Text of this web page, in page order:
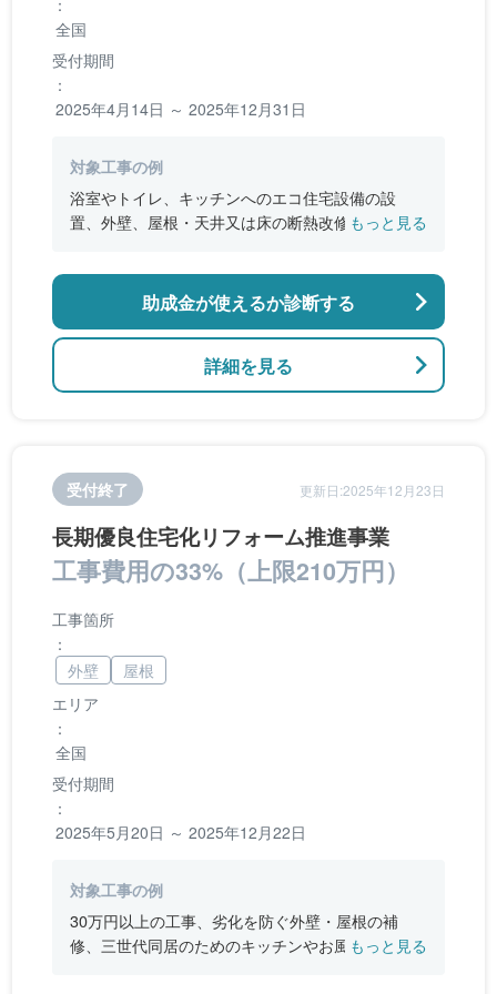
全国
受付期間
：
2025年4月14日 ～ 2025年12月31日
対象工事の例
浴室やトイレ、キッチンへのエコ住宅設備の設
置、外壁、屋根・天井又は床の断熱改修、窓やド
のバリアフリー改修
もっと見る
詳細を見る
助成金が使えるか診断する
受付終了 更新日:2025年12月23日
長期優良住宅化リフォーム推進事業
工事費用の33%（上限210万円）
エリア
：
全国
受付期間
：
2025年5月20日 ～ 2025年12月22日
工事箇所
：
外壁
屋根
対象工事の例
30万円以上の工事、劣化を防ぐ外壁・屋根の補
修、三世代同居のためのキッチンやお風呂の増
もっと見る